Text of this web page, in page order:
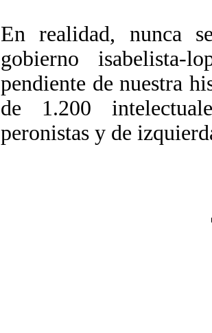
En realidad, nunca
gobierno isabelista-
pendiente de nuestra
de 1.200
peronistas y de